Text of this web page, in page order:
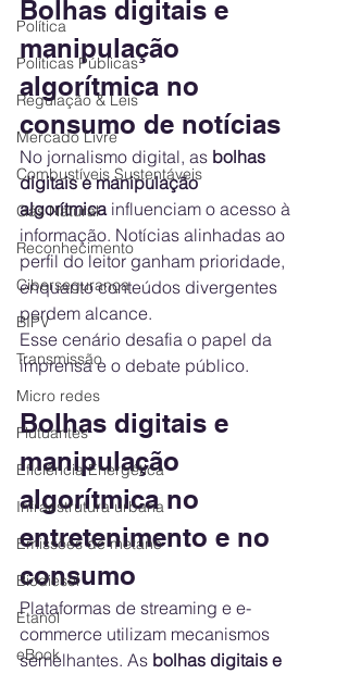
Política
Políticas Públicas
Regulação & Leis
Mercado Livre
Combustíveis Sustentáveis
Gás Natural
Reconhecimento
Cibersegurança
BIPV
Transmissão
Micro redes
Flutuantes
Eficiência Energética
Infraestrutura urbana
Emissões de metano
Biodiesel
Etanol
eBook
Bolhas digitais e
manipulação
algorítmica no
consumo de notícias
No jornalismo digital, as bolhas
digitais e manipulação
algorítmica influenciam o acesso à
informação. Notícias alinhadas ao
perfil do leitor ganham prioridade,
enquanto conteúdos divergentes
perdem alcance.
Esse cenário desafia o papel da
imprensa e o debate público.
Bolhas digitais e
manipulação
algorítmica no
entretenimento e no
consumo
Plataformas de streaming e e-
commerce utilizam mecanismos
semelhantes. As bolhas digitais e